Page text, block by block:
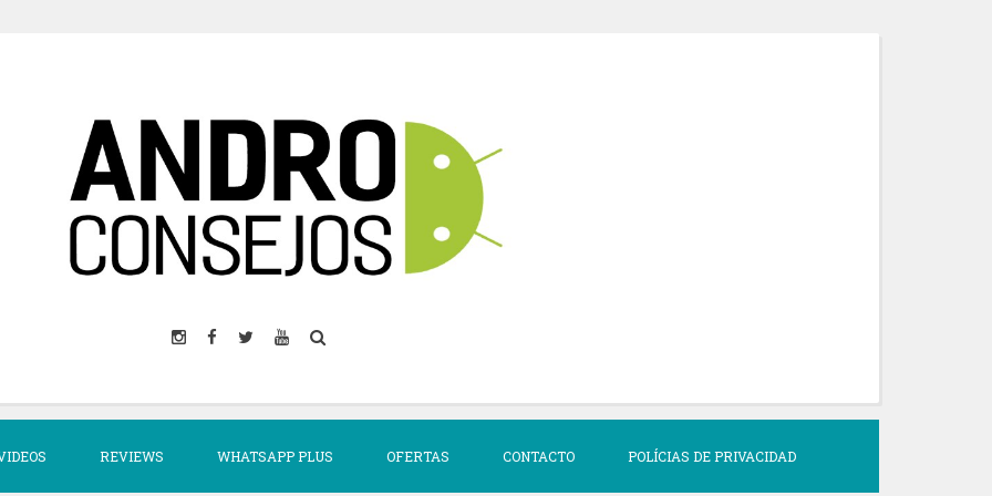
REVIEWS WHATSAPP PLUS OFERTAS CONTACTO POLÍCIAS DE PRIVACIDAD